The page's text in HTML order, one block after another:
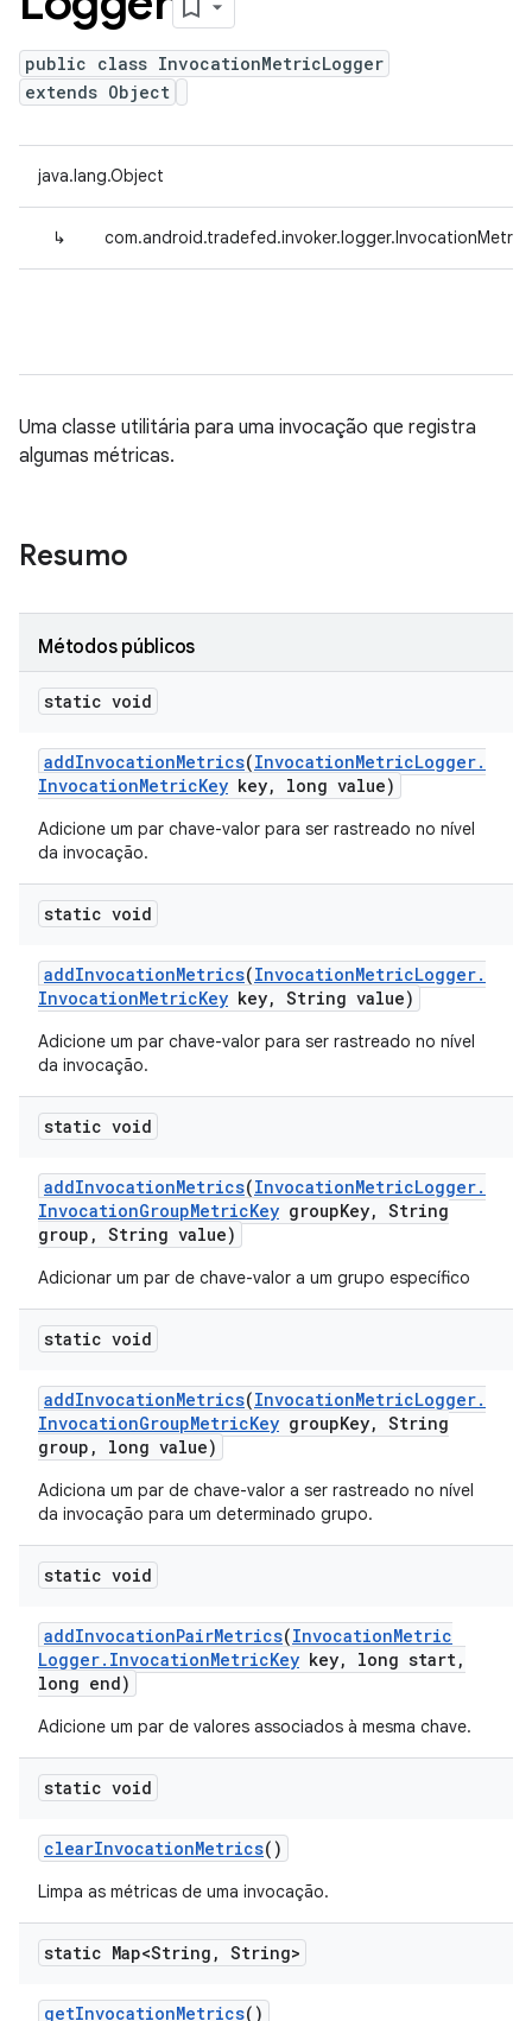
public class InvocationMetricLogger
extends Object
java.lang.Object
↳
Uma classe utilitária para uma invocação que registra
algumas métricas.
Resumo
Métodos públicos
static void
addInvocationMetrics(InvocationMetricLogger.
InvocationMetricKey key, long value)
Adicione um par chave-valor para ser rastreado no nível
da invocação.
static void
addInvocationMetrics(InvocationMetricLogger.
InvocationMetricKey key, String value)
Adicione um par chave-valor para ser rastreado no nível
da invocação.
static void
addInvocationMetrics(InvocationMetricLogger.
InvocationGroupMetricKey groupKey, String
group , String value)
Adicionar um par de chave-valor a um grupo específico
static void
addInvocationMetrics(InvocationMetricLogger.
InvocationGroupMetricKey groupKey, String
group , long value)
Adiciona um par de chave-valor a ser rastreado no nível
da invocação para um determinado grupo.
static void
addInvocationPairMetrics(InvocationMetric
Logger. InvocationMetricKey key, long start,
long end)
Adicione um par de valores associados à mesma chave.
static void
clearInvocationMetrics()
Limpa as métricas de uma invocação.
static Map<String , String>
getInvocationMetrics()